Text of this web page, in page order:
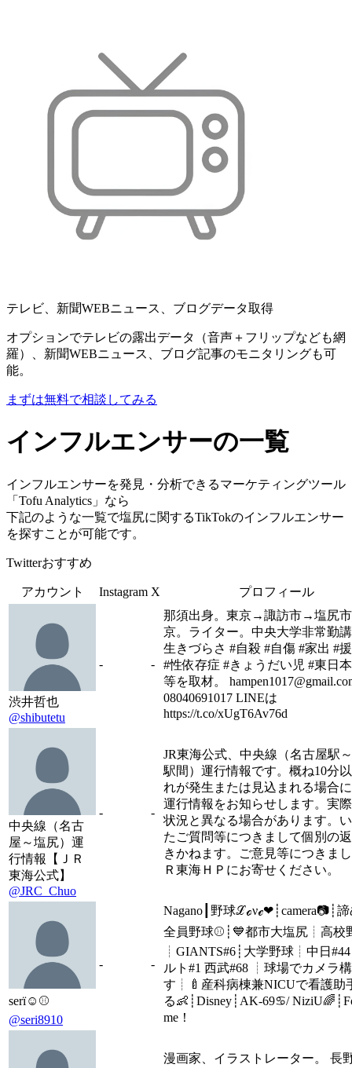
テレビ、新聞WEBニュース、ブログデータ取得
オプションでテレビの露出データ（音声＋フリップなども網
羅）、新聞WEBニュース、ブログ記事のモニタリングも可
能。
まずは無料で相談してみる
インフルエンサーの一覧
インフルエンサーを発見・分析できるマーケティングツール
「Tofu Analytics」なら
下記のような一覧で塩尻に関するTikTokのインフルエンサー
を探すことが可能です。
Twitterおすすめ
アカウント Instagram X プロフィール
渋井哲也
@shibutetu
- -
那須出身。東京→諏訪市→塩尻
京。ライター。中央大学非常勤
生きづらさ #自殺 #自傷 #家出 #
#性依存症 #きょうだい児 #東日
等を取材。
08040691017 LINEは
https://t.co/xUgT6Av76d
中央線（名古
屋～塩尻）運
行情報【ＪＲ
東海公式】
@JRC_Chuo
- -
JR東海公式、中央線（名古屋駅
駅間）運行情報です。概ね10分
れが発生または見込まれる場合
運行情報をお知らせします。実
状況と異なる場合があります。
たご質問等につきまして個別の
きかねます。ご意見等につきま
Ｒ東海ＨＰにお寄せください。
sеrï︎☺︎⚾
@seri8910
- -
Nagano┃︎野球ℒℴνℯ❤┊camera📷┊︎︎︎
全員野球⚾┊💙都市大塩尻┊︎高校
┊︎GIANTS#6┊大学野球┊中日
ルト#1 西武#68 ┊︎球場でカメラ
す┊︎🍼産科病棟兼NICUで看護助
る👶┊︎Disney┊︎AK-69♋️/
me！
漫画家、イラストレーター。 長